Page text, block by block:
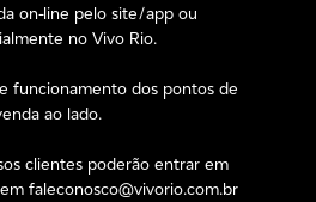
on-line pelo site/app ou
no Vivo Rio.
funcionamento dos pontos de
ao lado.
clientes poderão entrar em
faleconosco@vivorio.com.br